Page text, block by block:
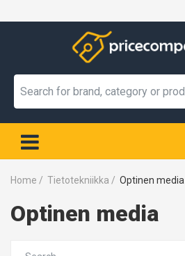
Home / Tietotekniikka / Optinen media
Optinen media